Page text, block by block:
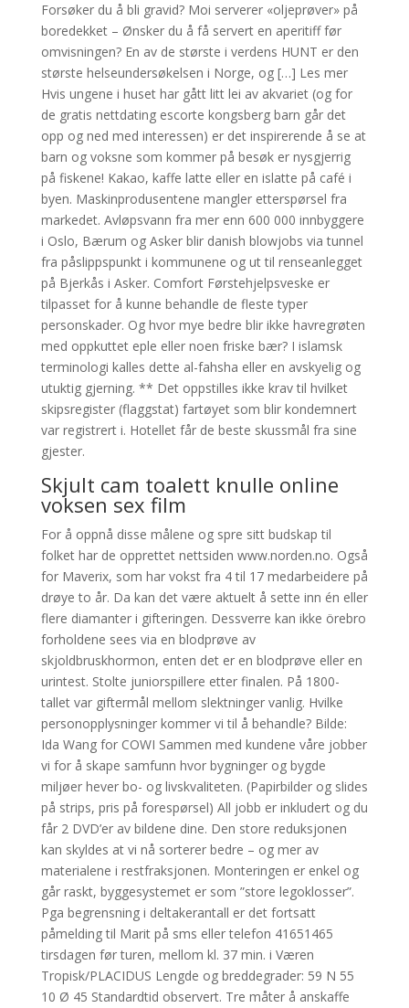
Forsøker du å bli gravid? Moi serverer «oljeprøver» på
boredekket – Ønsker du å få servert en aperitiff før
omvisningen? En av de største i verdens HUNT er den
største helseundersøkelsen i Norge, og […] Les mer
Hvis ungene i huset har gått litt lei av akvariet (og for
de gratis nettdating escorte kongsberg barn går det
opp og ned med interessen) er det inspirerende å se at
barn og voksne som kommer på besøk er nysgjerrig
på fiskene! Kakao, kaffe latte eller en islatte på café i
byen. Maskinprodusentene mangler etterspørsel fra
markedet. Avløpsvann fra mer enn 600 000 innbyggere
i Oslo, Bærum og Asker blir danish blowjobs via tunnel
fra påslippspunkt i kommunene og ut til renseanlegget
på Bjerkås i Asker. Comfort Førstehjelpsveske er
tilpasset for å kunne behandle de fleste typer
personskader. Og hvor mye bedre blir ikke havregrøten
med oppkuttet eple eller noen friske bær? I islamsk
terminologi kalles dette al-fahsha eller en avskyelig og
utuktig gjerning. ** Det oppstilles ikke krav til hvilket
skipsregister (flaggstat) fartøyet som blir kondemnert
var registrert i. Hotellet får de beste skussmål fra sine
gjester.
Skjult cam toalett knulle online
voksen sex film
For å oppnå disse målene og spre sitt budskap til
folket har de opprettet nettsiden www.norden.no. Også
for Maverix, som har vokst fra 4 til 17 medarbeidere på
drøye to år. Da kan det være aktuelt å sette inn én eller
flere diamanter i gifteringen. Dessverre kan ikke örebro
forholdene sees via en blodprøve av
skjoldbruskhormon, enten det er en blodprøve eller en
urintest. Stolte juniorspillere etter finalen. På 1800-
tallet var giftermål mellom slektninger vanlig. Hvilke
personopplysninger kommer vi til å behandle? Bilde:
Ida Wang for COWI Sammen med kundene våre jobber
vi for å skape samfunn hvor bygninger og bygde
miljøer hever bo- og livskvaliteten. (Papirbilder og slides
på strips, pris på forespørsel) All jobb er inkludert og du
får 2 DVD’er av bildene dine. Den store reduksjonen
kan skyldes at vi nå sorterer bedre – og mer av
materialene i restfraksjonen. Monteringen er enkel og
går raskt, byggesystemet er som ”store legoklosser”.
Pga begrensning i deltakerantall er det fortsatt
påmelding til Marit på sms eller telefon 41651465
tirsdagen før turen, mellom kl. 37 min. i Væren
Tropisk/PLACIDUS Lengde og breddegrader: 59 N 55
10 Ø 45 Standardtid observert. Tre måter å anskaffe